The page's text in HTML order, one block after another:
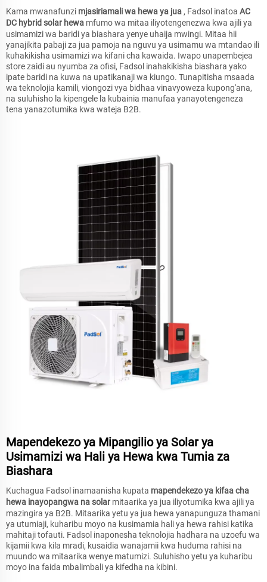
Kama mwanafunzi mjasiriamali wa hewa ya jua , Fadsol inatoa AC
DC hybrid solar hewa mfumo wa mitaa iliyotengenezwa kwa ajili ya
usimamizi wa baridi ya biashara yenye uhaija mwingi. Mitaa hii
yanajikita pabaji za jua pamoja na nguvu ya usimamu wa mtandao ili
kuhakikisha usimamizi wa kifani cha kawaida. Iwapo unapembejea
store zaidi au nyumba za ofisi, Fadsol inahakikisha biashara yako
ipate baridi na kuwa na upatikanaji wa kiungo. Tunapitisha msaada
wa teknolojia kamili, viongozi vya bidhaa vinavyoweza kupong'ana,
na suluhisho la kipengele la kubainia manufaa yanayotengeneza
tena yanazotumika kwa wateja B2B.
Mapendekezo ya Mipangilio ya Solar ya
Usimamizi wa Hali ya Hewa kwa Tumia za
Biashara
Kuchagua Fadsol inamaanisha kupata mapendekezo ya kifaa cha
hewa inayopangwa na solar mitaarika ya jua iliyotumika kwa ajili ya
mazingira ya B2B. Mitaarika yetu ya jua hewa yanapunguza thamani
ya utumiaji, kuharibu moyo na kusimamia hali ya hewa rahisi katika
mahitaji tofauti. Fadsol inaponesha teknolojia hadhara na uzoefu wa
kijamii kwa kila mradi, kusaidia wanajamii kwa huduma rahisi na
muundo wa mitaarika wenye matumizi. Suluhisho yetu ya kuharibu
moyo ina faida mbalimbali ya kifedha na kibini.